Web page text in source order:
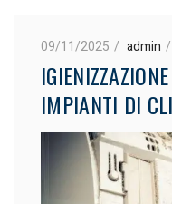
09/11/2025 admin
IMPIANTI DI